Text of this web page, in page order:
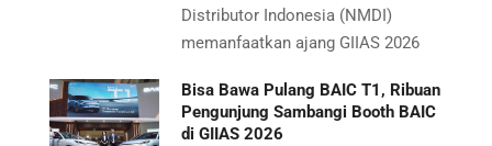
Distributor Indonesia (NMDI)
memanfaatkan ajang GIIAS 2026
Bisa Bawa Pulang BAIC T1, Ribuan
Pengunjung Sambangi Booth BAIC
di GIIAS 2026